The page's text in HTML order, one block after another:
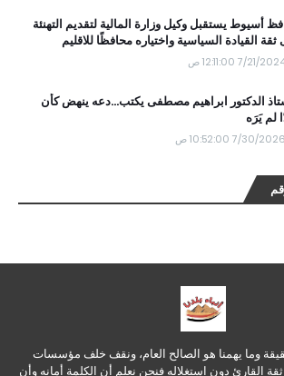
أسيوط يستقبل وكيل وزارة المالية لتقديم التهنئة
القيادة السياسية واختياره محافظًا للاقليم
21/2024 12:11:00 ص
الدكتور ابراهيم مصطفى يكتب...دعه ينهض كأن
لم يَرَه
7/30/2026 10:52:00 ص
وما يهمنا هو الصالح العام، ونقف خلف مؤسسات
القارئ دون استغلاله فنحن نعلم أن الكلمة أمانه وأن